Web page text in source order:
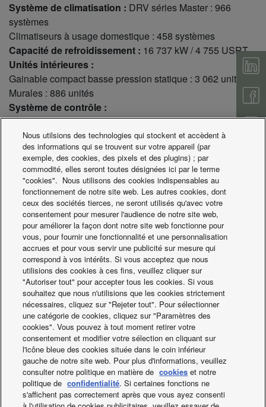
Système de climatisation : DRV séries Master : 966
systèmes
Climatiseurs à usage domestique : 458 systèmes
Capacité de refroidissement : 16 737 kW / 4 755 USRT
Unités intérieures :
Gainable compact basse pression statique : 3 062 unités
Murales : 886 unités
Système de contrôle :
Télécommandes filaires : 1 178 unités
Télécommandes filaires : 2 682 unités
Panasonic Appliances Air-Conditioning (Guangzhou) Co.,
Ltd. (PAPAGZ) a installé des climatiseurs DRV de type
Inverter éco-énergétiques dans un nouvel immeuble en
copropriété haut de gamme à Guangzhou. Afin de
préserver l’esthétique extérieur des bâtiments, PAPAGZ a
organisé des consultations approfondies avec le client au
sujet de l’espace devant être consacré à l’installation des
unités extérieures. Le client a choisi Panasonic en raison
de l’excellente réputation de la Société, de la rentabilité
incontestable de ses produits et de son respect des
rigoureux niveaux de contrôle de la qualité au Japon. La
proximité de son usine à Guangzhou a également permis à
PAPAGZ de répondre rapidement aux demandes du client,
que ce soit avant, pendant ou après le processus
d’installation.
Facebook Instagram Youtube LinkedIn
Nous utilsions des technologies qui stockent et accèdent à
des informations qui se trouvent sur votre appareil (par
exemple, des cookies, des pixels et des plugins) ; par
commodité, elles seront toutes désignées ici par le terme
"cookies". Nous utilisons des cookies indispensables au
fonctionnement de notre site web. Les autres cookies, dont
ceux des sociétés tierces, ne seront utilisés qu'avec votre
consentement pour mesurer l'audience de notre site web,
pour améliorer la façon dont notre site web fonctionne pour
vous, pour fournir une fonctionnalité et une personnalisation
accrues et pour vous servir une publicité sur mesure qui
correspond à vos intérêts. Si vous acceptez que nous
utilisions des cookies à ces fins, veuillez cliquer sur
"Autoriser tout" pour accepter tous les cookies. Si vous
souhaitez que nous n'utilisions que les cookies strictement
nécessaires, cliquez sur "Rejeter tout". Pour sélectionner
une catégorie de cookies, cliquez sur "Paramètres des
cookies". Vous pouvez à tout moment retirer votre
consentement et modifier votre sélection en cliquant sur
l'icône bleue des cookies située dans le coin inférieur
gauche de notre site web. Pour plus d'informations, veuillez
consulter notre politique en matière de cookies et notre
politique de confidentialité. Si certaines fonctions ne
s'affichent pas correctement après que vous ayez consenti